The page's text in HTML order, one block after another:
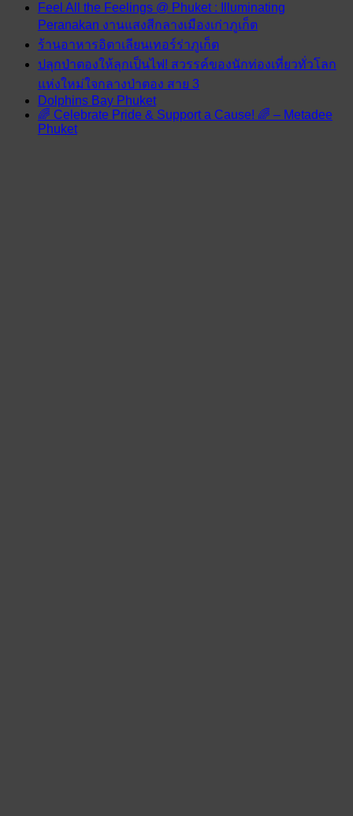
Feel All the Feelings @ Phuket : Illuminating
Peranakan งานแสงสีกลางเมืองเก่าภูเก็ต
ร้านอาหารอิตาเลียนเทอร์ร่าภูเก็ต
ปลุกป่าตองให้ลุกเป็นไฟ! สวรรค์ของนักท่องเที่ยวทั่วโลก
แห่งใหม่ใจกลางป่าตอง สาย 3
Dolphins Bay Phuket
🌈 Celebrate Pride & Support a Cause! 🌈 – Metadee
Phuket